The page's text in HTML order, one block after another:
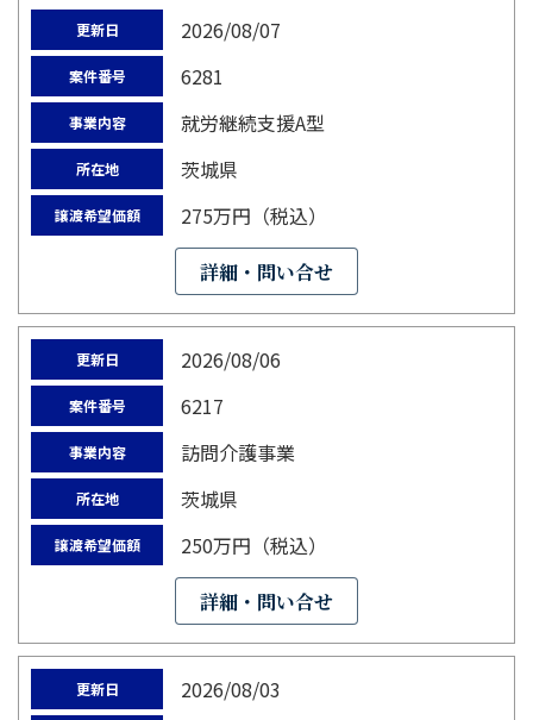
更新日 2026/08/07
案件番号 6281
事業内容 就労継続支援A型
所在地 茨城県
譲渡希望価額 275万円（税込）
詳細・問い合せ
更新日 2026/08/06
案件番号 6217
事業内容 訪問介護事業
所在地 茨城県
譲渡希望価額 250万円（税込）
詳細・問い合せ
更新日 2026/08/03